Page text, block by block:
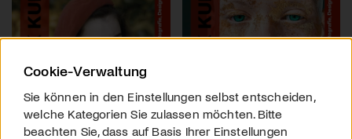
Cookie-Verwaltung
Sie können in den Einstellungen selbst entscheiden,
welche Kategorien Sie zulassen möchten. Bitte
beachten Sie, dass auf Basis Ihrer Einstellungen